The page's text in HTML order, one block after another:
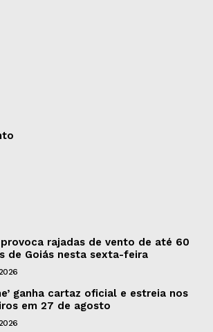
rajadas de vento de até 60
de Goiás nesta sexta-feira
ganha cartaz oficial e estreia nos
em 27 de agosto